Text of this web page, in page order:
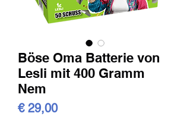
Böse Oma Batterie von
Lesli mit 400 Gramm
Nem
€ 29,00Preis